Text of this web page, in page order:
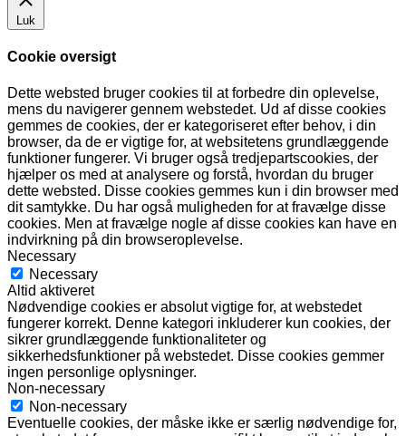
Luk
Cookie oversigt
Dette websted bruger cookies til at forbedre din oplevelse,
mens du navigerer gennem webstedet. Ud af disse cookies
gemmes de cookies, der er kategoriseret efter behov, i din
browser, da de er vigtige for, at websitetens grundlæggende
funktioner fungerer. Vi bruger også tredjepartscookies, der
hjælper os med at analysere og forstå, hvordan du bruger
dette websted. Disse cookies gemmes kun i din browser med
dit samtykke. Du har også muligheden for at fravælge disse
cookies. Men at fravælge nogle af disse cookies kan have en
indvirkning på din browseroplevelse.
Necessary
Necessary
Altid aktiveret
Nødvendige cookies er absolut vigtige for, at webstedet
fungerer korrekt. Denne kategori inkluderer kun cookies, der
sikrer grundlæggende funktionaliteter og
sikkerhedsfunktioner på webstedet. Disse cookies gemmer
ingen personlige oplysninger.
Non-necessary
Non-necessary
Eventuelle cookies, der måske ikke er særlig nødvendige for,